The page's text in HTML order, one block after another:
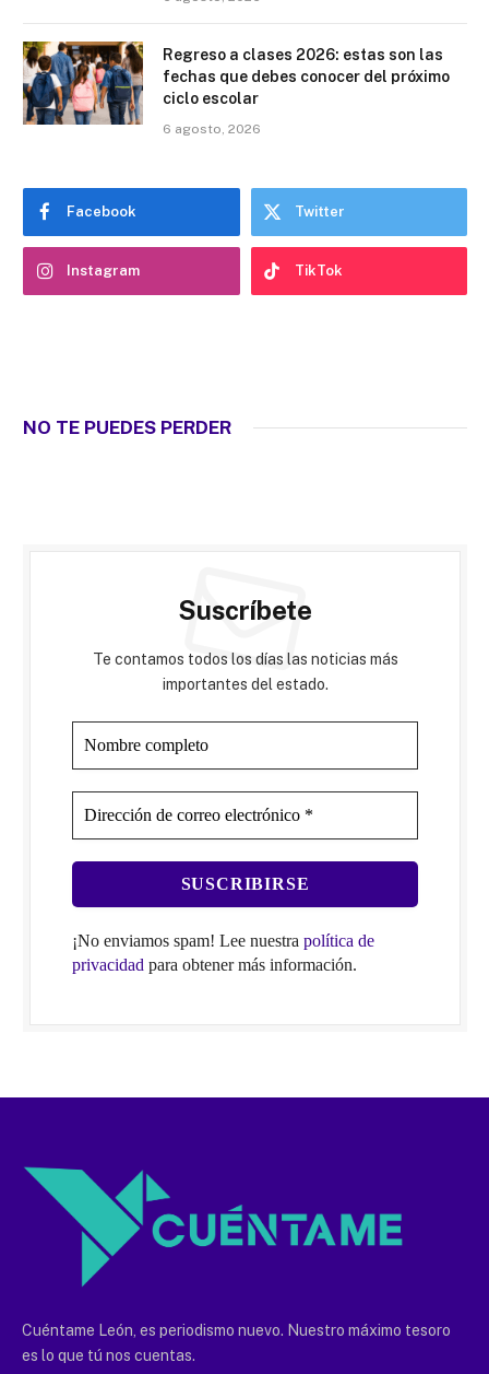
Regreso a clases 2026: estas son las
fechas que debes conocer del próximo
ciclo escolar
6 agosto, 2026
Facebook Twitter
Instagram TikTok
NO TE PUEDES PERDER
Suscríbete
Te contamos todos los días las noticias más
importantes del estado.
¡No enviamos spam! Lee nuestra política de
privacidad para obtener más información.
Cuéntame León, es periodismo nuevo. Nuestro máximo tesoro
es lo que tú nos cuentas.